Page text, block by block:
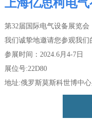
上海亿思柯电气
第32届国际电气设备展览会
我们诚挚地邀请您参观我们
参展时间：2024.6月4-7日
展位号:22D80
地址:俄罗斯莫斯科世博中